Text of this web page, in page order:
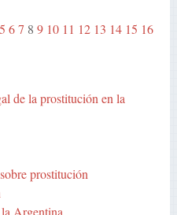
5 6 7 8 9 10 11 12 13 14 15 16
de la prostitución en la
prostitución
Argentina